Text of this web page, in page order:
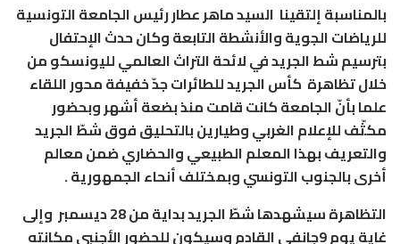
بالمناسبة إلتقينا السيد ماهر عطار رئيس الجامعة التونسية
للرياضات الجوية والأنشطة التابعة وكان حدث الإحتفال
بترسيم شط الجريد في لائحة التراث العالمي لليونسكو من
خلال تظاهرة كأس الجريد للطائرات جدّ خفيفة محور اللقاء
علما بأنّ الجامعة كانت قامت منذ بضعة أشهر وبحضور
مكثّف للإعلام الغربي وطيارين بالتحليق فوق شطّ الجريد
والتعريف بهذا المعلم الطبيعي والحضاري ضمن معالم
أخرى بالجنوب التونسي وبمختلف أنحاء الجمهورية .
التظاهرة سيشهدها شطّ الجريد بداية من 28 ديسمبر
وإلى
غاية يوم 9جانفي القادم وسيكون للحضور الأجنبي مكانته